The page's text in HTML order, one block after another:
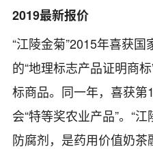
2019最新报价
“江陵金菊”2015年喜获
的“地理标志产品证明商
标商品。同一年，喜获
会“特等奖农业产品”。“
防腐剂，是药用价值奶茶